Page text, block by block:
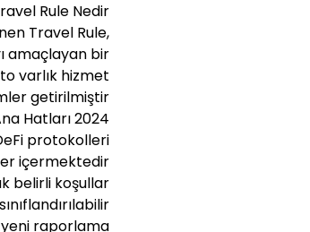
Rule Nedir?
Travel Rule,
amaçlayan bir
varlık hizmet
getirilmiştir.
2024 Güncellemelerinin Ana Hatları
protokolleri
içermektedir:
belirli koşullar
raporlama